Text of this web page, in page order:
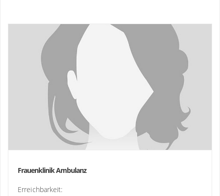
Onkologie)
Seit 1/2010 Schwerpunktbezeichnung
Seit 03/2012 Qualifikation zu fachgebundenen
genetischen Beratung
Seit 12/2012 Gesundheitsökonom VWA
(Verwaltungs- und Wirtschaftsakademie Ostbayern e.V.)
Seit 04/2012 Chefarzt Gynäkologie, Frauenklinik im
Frauenklinik Ambulanz
Erreichbarkeit: